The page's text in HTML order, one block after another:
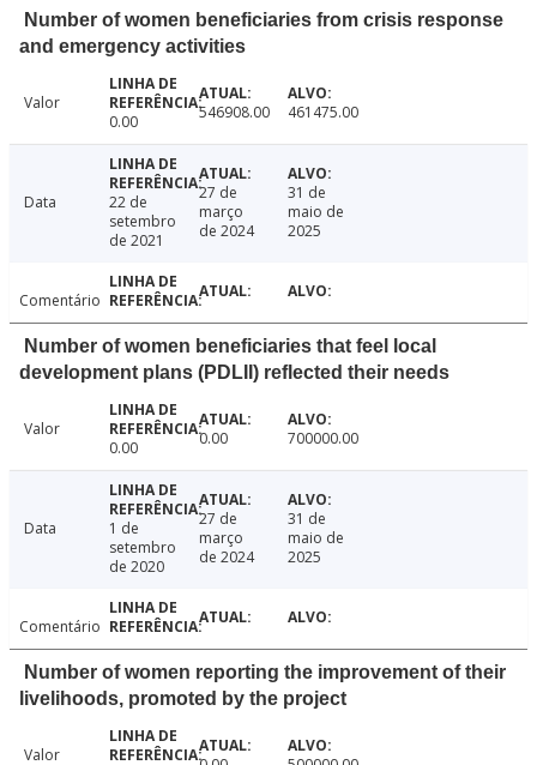
Number of women beneficiaries from crisis response
and emergency activities
Valor
0.00
546908.00 461475.00
Data
22 de
setembro
de 2021
27 de
março
de 2024
31 de
maio de
2025
Comentário
Number of women beneficiaries that feel local
development plans (PDLII) reflected their needs
Valor
0.00
0.00 700000.00
Data
1 de
setembro
de 2020
27 de
março
de 2024
31 de
maio de
2025
Comentário
Number of women reporting the improvement of their
livelihoods, promoted by the project
Valor